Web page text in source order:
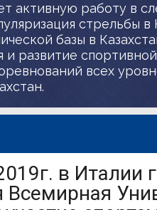
активную работу в
стрельбы в
базы в
и развитие
всех
в Италии
Всемирная